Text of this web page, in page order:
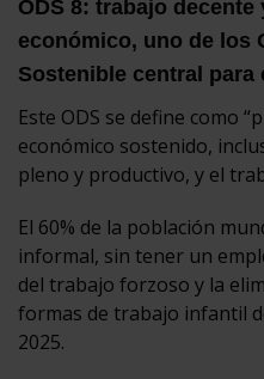
ODS 8: trabajo
económico, uno de los
Sostenible central para
Este ODS se define como
económico sostenido,
pleno y productivo, y el
El 60% de la población
informal, sin tener un
del trabajo forzoso y la
formas de trabajo infantil
2025.